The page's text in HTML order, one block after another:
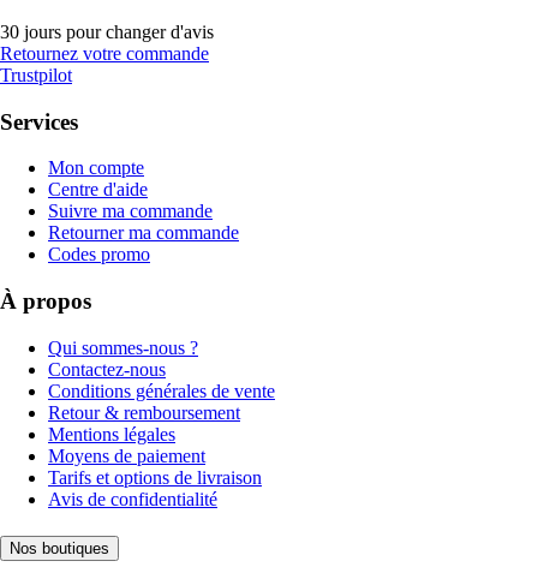
30 jours pour changer d'avis
Retournez votre commande
Trustpilot
Services
Mon compte
Centre d'aide
Suivre ma commande
Retourner ma commande
Codes promo
À propos
Qui sommes-nous ?
Contactez-nous
Conditions générales de vente
Retour & remboursement
Mentions légales
Moyens de paiement
Tarifs et options de livraison
Avis de confidentialité
Nos boutiques